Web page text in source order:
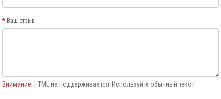
Ваш отзыв
Внимание: HTML не поддерживается! Используйте обычный текст!